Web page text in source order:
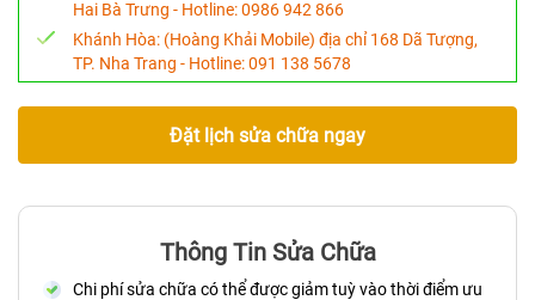
Hai Bà Trưng - Hotline:0986 942 866
Khánh Hòa: (Hoàng Khải Mobile) địa chỉ 168 Dã Tượng,
TP. Nha Trang - Hotline:091 138 5678
Đặt lịch sửa chữa ngay
Thông Tin Sửa Chữa
Chi phí sửa chữa có thể được giảm tuỳ vào thời điểm ưu